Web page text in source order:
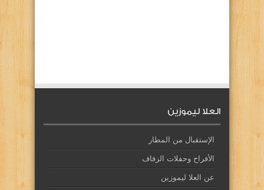
العلا ليموزين
الإستقبال من المطار
الأفراح وحفلات الزفاف
عن العلا ليموزين